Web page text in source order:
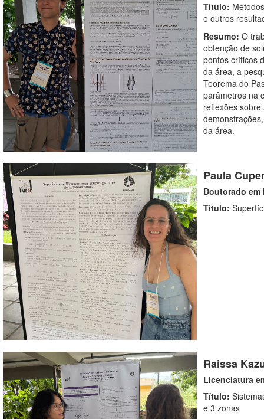
Título:
e outros
Resumo: O
obtenção de
pontos críticos
da área, a
Teorema do
parâmetros na
reflexões
da área.
Paula
Doutorado em
Título:
Raissa
Licenciatura
Título:
e 3 zonas